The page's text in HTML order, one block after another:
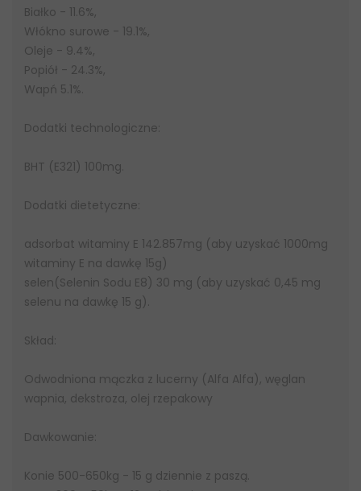
Białko - 11.6%,
Włókno surowe - 19.1%,
Oleje - 9.4%,
Popiół - 24.3%,
Wapń 5.1%.
Dodatki technologiczne:
BHT (E321) 100mg.
Dodatki dietetyczne:
adsorbat witaminy E 142.857mg (aby uzyskać 1000mg
witaminy E na dawkę 15g)
selen(Selenin Sodu E8) 30 mg (aby uzyskać 0,45 mg
selenu na dawkę 15 g).
Skład:
Odwodniona mączka z lucerny (Alfa Alfa), węglan
wapnia, dekstroza, olej rzepakowy
Dawkowanie:
Konie 500-650kg - 15 g dziennie z paszą.